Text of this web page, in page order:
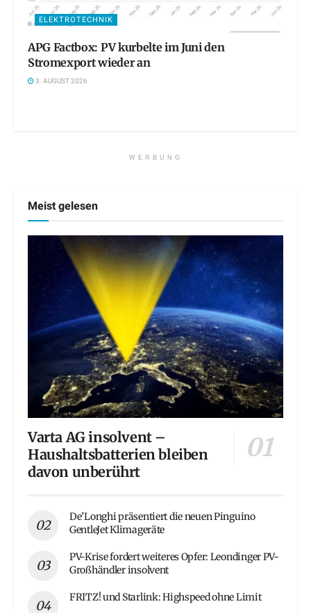
ELEKTROTECHNIK
APG Factbox: PV kurbelte im Juni den
Stromexport wieder an
3. AUGUST 2026
WERBUNG
Meist gelesen
Varta AG insolvent –
Haushaltsbatterien bleiben
davon unberührt
De’Longhi präsentiert die neuen Pinguino
GentleJet Klimageräte
PV-Krise fordert weiteres Opfer: Leondinger PV-
Großhändler insolvent
FRITZ! und Starlink: Highspeed ohne Limit